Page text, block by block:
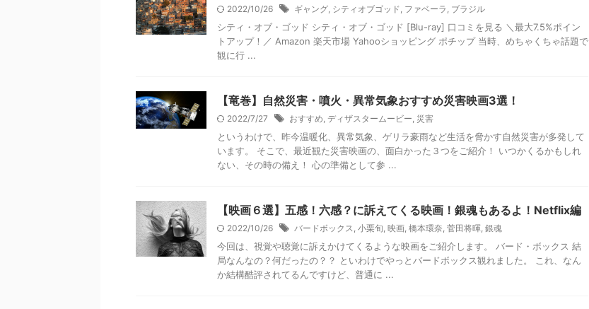
2022/10/26 ギャング, シティオブゴッド, ファベーラ , ブラジル
シティ・オブ・ゴッド シティ・オブ・ゴッド [Blu-ray] 口コミを見る ＼最大7.5%ポイン
トアップ！／ Amazon 楽天市場 Yahooショッピング ポチップ 当時、めちゃくちゃ話題で
観に行 ...
【竜巻】自然災害・噴火・異常気象おすすめ災害映画3選！
2022/7/27 おすすめ, ディザスタームービー, 災害
というわけで、昨今温暖化、異常気象、ゲリラ豪雨など生活を脅かす自然災害が多発して
います。 そこで、最近観た災害映画の、面白かった３つをご紹介！ いつかくるかもしれ
ない、その時の備え！ 心の準備として参 ...
【映画６選】五感！六感？に訴えてくる映画！銀魂もあるよ！Netflix編
2022/10/26 バードボックス, 小栗旬, 映画, 橋本環奈, 菅田将暉, 銀魂
今回は、視覚や聴覚に訴えかけてくるような映画をご紹介します。 バード・ボックス 結
局なんなの？何だったの？？ といわけでやっとバードボックス観れました。 これ、なん
か結構酷評されてるんですけど、普通に ...